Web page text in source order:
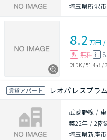
埼玉県所沢
8.2 万円
敷 無料 礼
2LDK/51.4㎡ /
賃貸アパート レオパレスプラム
武蔵野線 /
築22年 /2階
埼玉県新座